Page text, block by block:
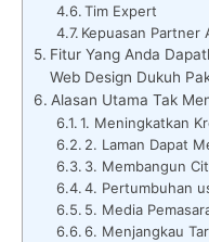
Tim Expert
Kepuasan Partner
Fitur Yang Anda
Web Design Dukuh
Alasan Utama Tak
1. Meningkatkan
2. Laman Dapat
3. Membangun
4. Pertumbuhan
5. Media
6. Menjangkau